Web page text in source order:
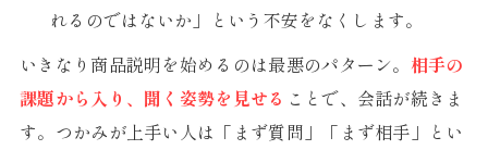
れるのではないか」という不安をなくします。
いきなり商品説明を始めるのは最悪のパターン。 相手の
課題から入り、聞く姿勢を見せる ことで、会話が続きま
す。つかみが上手い人は「まず質問」「まず相手」とい